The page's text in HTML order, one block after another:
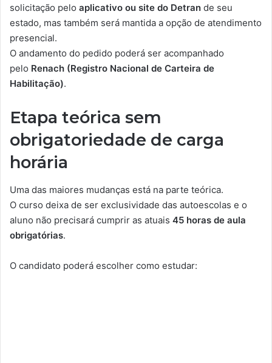
solicitação pelo aplicativo ou site do Detran de seu
estado, mas também será mantida a opção de atendimento
presencial.
O andamento do pedido poderá ser acompanhado
pelo Renach (Registro Nacional de Carteira de
Habilitação).
Etapa teórica sem
obrigatoriedade de carga
horária
Uma das maiores mudanças está na parte teórica.
O curso deixa de ser exclusividade das autoescolas e o
aluno não precisará cumprir as atuais 45 horas de aula
obrigatórias.
O candidato poderá escolher como estudar: